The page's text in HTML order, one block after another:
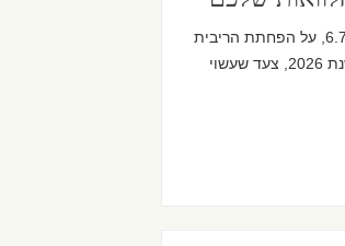
בנק ישראל הודיע היום, 6.7.26, על הפחתת הריבית
בפעם השלישית מתחילת שנת 2026, צעד שעשוי